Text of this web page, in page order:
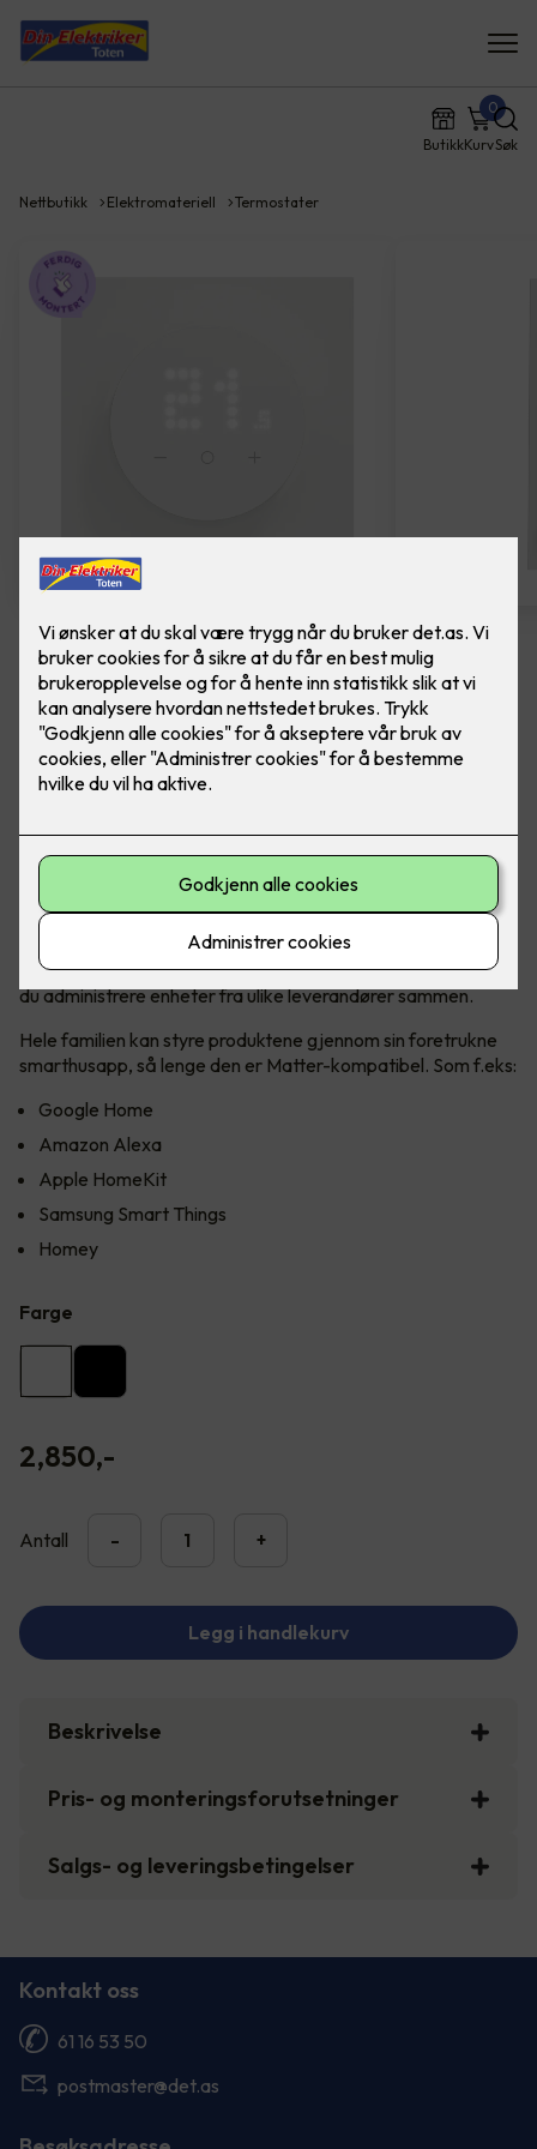
ButikkKurv
0
Søk
Nettbutikk Elektromateriell Termostater
Bytte av termostat - ELKO One
Hvit
Bytte av termostat, til ELKO One Matter
termostat, i fargen hvit. Inkludert montering.
Den er rask og brukervennlig med forhåndsinnstillinger, og
den er enkel å installere og kontrollere. Du trenger ikke
internettforbindelse for å installere eller bruke termostatens
grunnleggende funksjoner. Når den er koblet til Matter, kan
du administrere enheter fra ulike leverandører sammen.
Hele familien kan styre produktene gjennom sin foretrukne
smarthusapp, så lenge den er Matter-kompatibel. Som f.eks:
Google Home
Amazon Alexa
Apple HomeKit
Samsung Smart Things
Homey
Farge
2,850,-
Antall - +
Legg i handlekurv
Beskrivelse
Pris- og monteringsforutsetninger
Salgs- og leveringsbetingelser
Kontakt oss
61 16 53 50
postmaster@det.as